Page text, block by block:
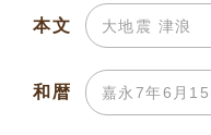
本文
和暦